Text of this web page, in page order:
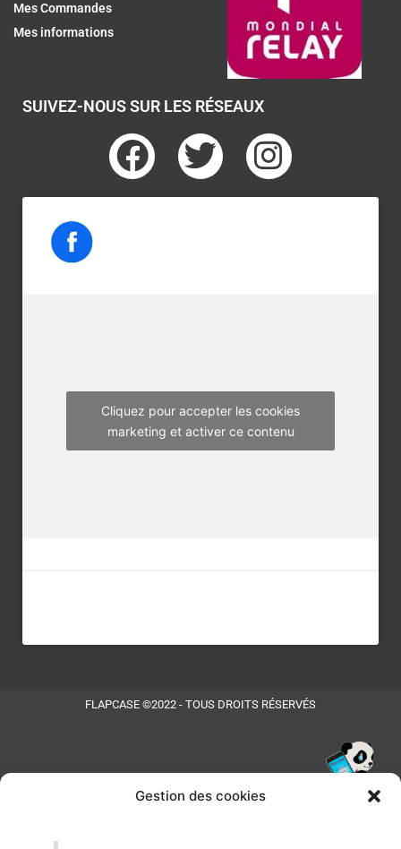
Gestion des cookies
Mes Commandes
Mes informations
SUIVEZ-NOUS SUR LES RÉSEAUX
F
a
T
w
I
n
m
Cliquez pour accepter les cookies
marketing et activer ce contenu
FLAPCASE ©2022 - TOUS DROITS RÉSERVÉS